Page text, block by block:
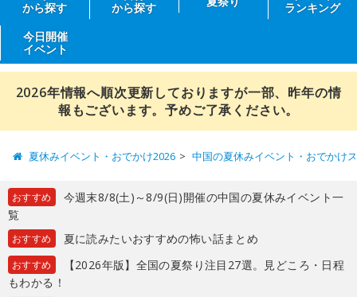
から探す
から探す
ランキング
今日開催
イベント
2026年情報へ順次更新しておりますが一部、昨年の情
報もございます。予めご了承ください。
夏休みイベント・おでかけ2026 中国の夏休みイベント・おでかけ
おすすめ
今週末8/8(土)～8/9(日)開催の中国の夏休みイベント一
覧
おすすめ 夏に読みたいおすすめの怖い話まとめ
おすすめ
【2026年版】全国の夏祭り注目27選。見どころ・日程
もわかる！